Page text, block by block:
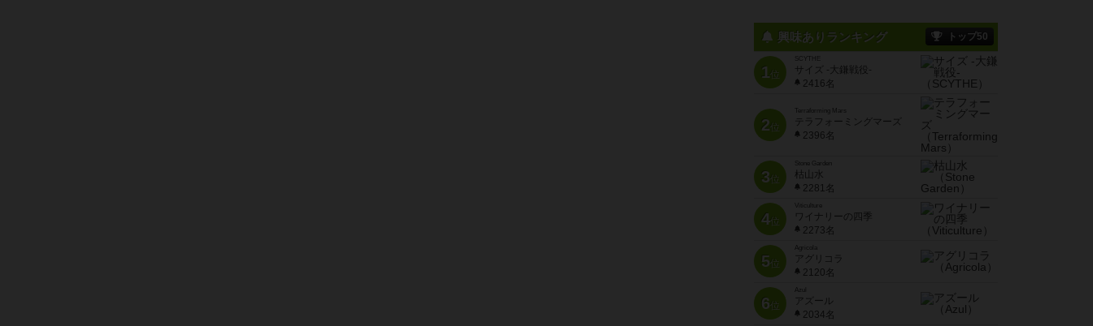
興味ありランキング トップ50
1位
SCYTHE
サイズ -大鎌戦役-
2416名
2位
Terraforming Mars
テラフォーミングマーズ
2396名
3位
Stone Garden
枯山水
2281名
4位
Viticulture
ワイナリーの四季
2273名
5位
Agricola
アグリコラ
2120名
6位
Azul
アズール
2034名